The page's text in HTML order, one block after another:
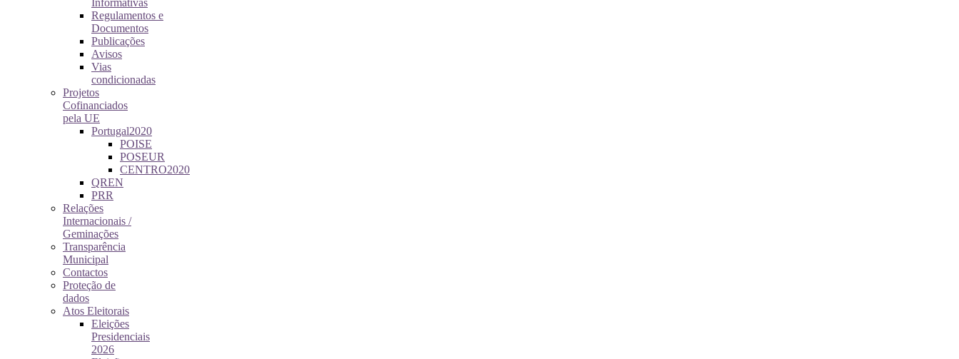
Informativas
Regulamentos e
Documentos
Publicações
Avisos
Vias
condicionadas
Projetos
Cofinanciados
pela UE
Portugal2020
POISE
POSEUR
CENTRO2020
QREN
PRR
Relações
Internacionais /
Geminações
Transparência
Municipal
Contactos
Proteção de
dados
Atos Eleitorais
Eleições
Presidenciais
2026